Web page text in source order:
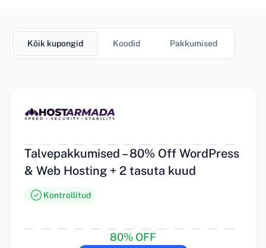
Kõik kupongid Koodid Pakkumised
Talvepakkumised – 80% Off WordPress
& Web Hosting + 2 tasuta kuud
Kontrollitud
80% OFF